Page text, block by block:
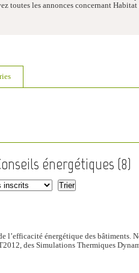
toutes les annonces concernant
énergétiques (8)
l’efficacité énergétique des bâtiments.
des Simulations Thermiques